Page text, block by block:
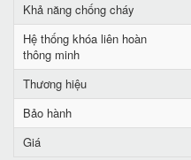
Khả năng chống cháy
Hệ thống khóa liên hoàn
thông minh
Thương hiệu
Bảo hành
Giá